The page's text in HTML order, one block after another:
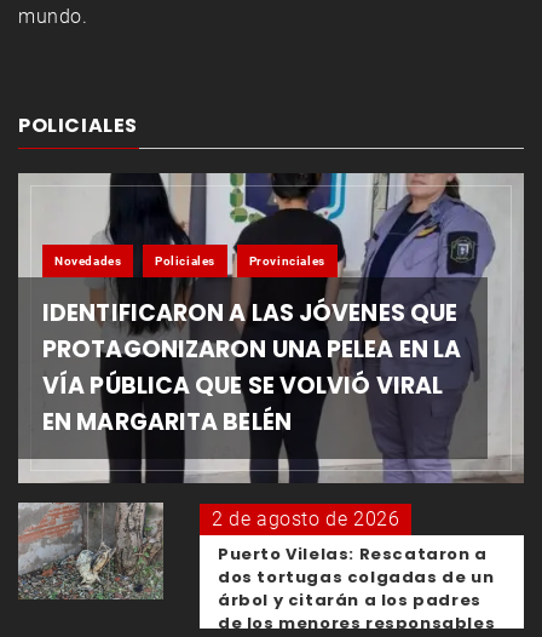
mundo.
POLICIALES
Novedades Policiales Provinciales
IDENTIFICARON A LAS JÓVENES QUE
PROTAGONIZARON UNA PELEA EN LA
VÍA PÚBLICA QUE SE VOLVIÓ VIRAL
EN MARGARITA BELÉN
2 de agosto de 2026
Puerto Vilelas: Rescataron a
dos tortugas colgadas de un
árbol y citarán a los padres
de los menores responsables